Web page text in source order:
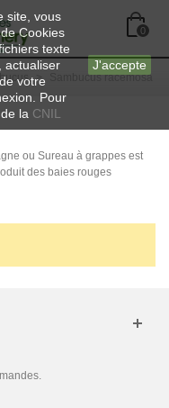
site, vous
Cookies
texte
actualiser
votre
Pour
la CNIL
J'accepte
0
> Sambucus racemosa
ou Sureau à grappes est
des baies rouges